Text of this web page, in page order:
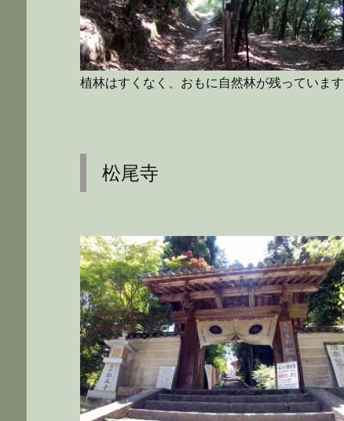
植林はすくなく、おもに自然林が残っています
松尾寺